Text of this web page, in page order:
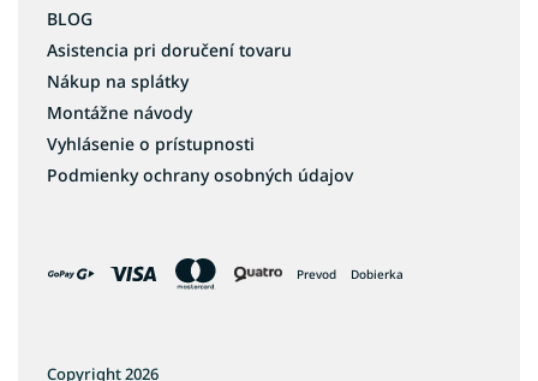
BLOG
Asistencia pri doručení tovaru
Nákup na splátky
Montážne návody
Vyhlásenie o prístupnosti
Podmienky ochrany osobných údajov
Prevod Dobierka
Copyright 2026